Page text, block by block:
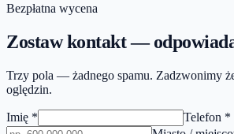
Bezpłatna wycena
Zostaw kontakt —
Trzy pola — żadnego spamu. Zadzwonimy
oględzin.
Imię * Telefon *